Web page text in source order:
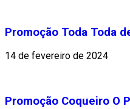
Promoção Toda Toda
14 de fevereiro de 2024
Promoção Coqueiro O